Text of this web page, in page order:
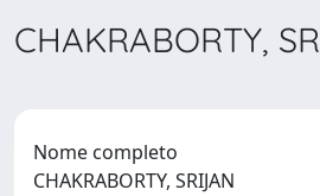
CHAKRABORTY,
Nome completo
CHAKRABORTY, SRIJAN